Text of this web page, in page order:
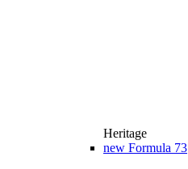
Heritage
new Formula 73